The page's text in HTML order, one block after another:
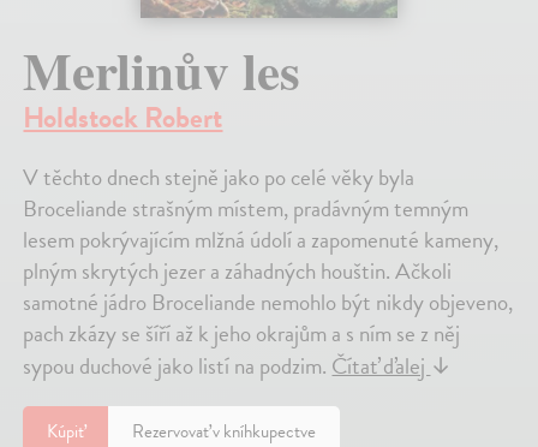
Merlinův les
Holdstock Robert
V těchto dnech stejně jako po celé věky byla
Broceliande strašným místem, pradávným temným
lesem pokrývajícím mlžná údolí a zapomenuté kameny,
plným skrytých jezer a záhadných houštin. Ačkoli
samotné jádro Broceliande nemohlo být nikdy objeveno,
pach zkázy se šíří až k jeho okrajům a s ním se z něj
sypou duchové jako listí na podzim.Čítať ďalej↓
Kúpiť Rezervovať v kníhkupectve